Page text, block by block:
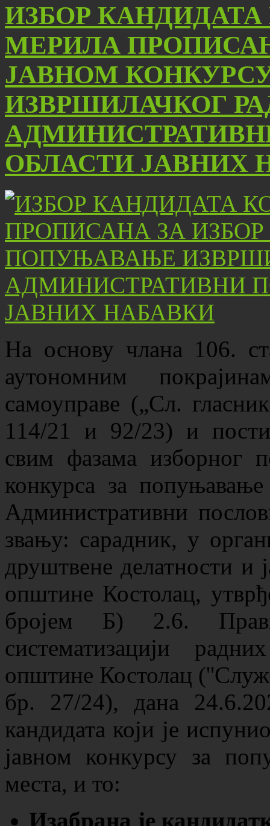
ИЗБОР
МЕРИЛА
ЈАВНОМ
ИЗВРШИЛАЧКОГ
ОБЛАСТИ ЈАВНИХ
На основу члана 106.
аутономним
самоуправе („Сл.
114/21 и 92/23) и
свим фазама изборног
конкурса за
Административни
звању: сарадник, у
друштвене делатности и
општине Костолац,
бројем Б) 2.6.
систематизацији
општине Костолац
бр. 27/24), дана
кандидата који је
јавном конкурсу за
места, и то:
Изабрана је